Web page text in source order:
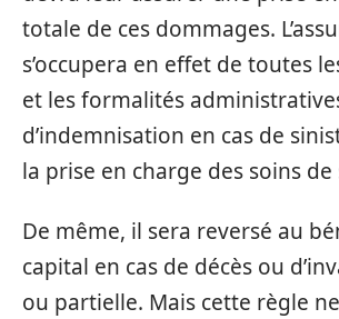
totale de ces dommages.
s’occupera en effet de toutes
et les formalités
d’indemnisation en cas de
la prise en charge des soins de
De même, il sera reversé au
capital en cas de décès ou
ou partielle. Mais cette règle